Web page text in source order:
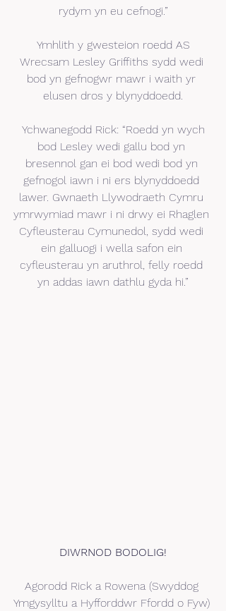
rydym yn eu cefnogi.”
Wrecsam Lesley Griffiths sydd wedi
bod yn gefnogwr mawr i waith yr
elusen dros y blynyddoedd.
bod Lesley wedi gallu bod yn
bresennol gan ei bod wedi bod yn
gefnogol iawn i ni ers blynyddoedd
lawer. Gwnaeth Llywodraeth Cymru
ymrwymiad mawr i ni drwy ei Rhaglen
Cyfleusterau Cymunedol, sydd wedi
ein galluogi i wella safon ein
cyfleusterau yn aruthrol, felly roedd
yn addas iawn dathlu gyda hi.”
DIWRNOD BODOLIG!
Agorodd Rick a Rowena (Swyddog
Ymgysylltu a Hyfforddwr Ffordd o Fyw)